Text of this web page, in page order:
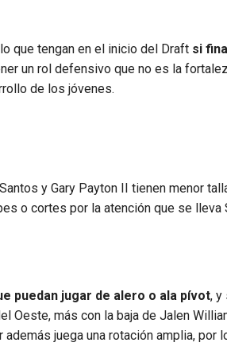
que tengan en el inicio del Draft si
un rol defensivo que no es la
de los jóvenes.
y Gary Payton II tienen menor
o cortes por la atención que se lleva
puedan jugar de alero o ala pívot, y
Oeste, más con la baja de Jalen
juega una rotación amplia, por